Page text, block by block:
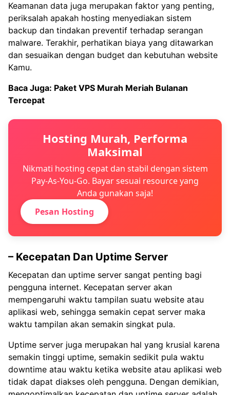
Keamanan data juga merupakan faktor yang penting,
periksalah apakah hosting menyediakan sistem
backup dan tindakan preventif terhadap serangan
malware. Terakhir, perhatikan biaya yang ditawarkan
dan sesuaikan dengan budget dan kebutuhan website
Kamu.
Baca Juga: Paket VPS Murah Meriah Bulanan
Tercepat
Hosting Murah, Performa
Maksimal
Nikmati hosting cepat dan stabil dengan sistem
Pay-As-You-Go. Bayar sesuai resource yang
Anda gunakan saja!
Pesan Hosting
– Kecepatan Dan Uptime Server
Kecepatan dan uptime server sangat penting bagi
pengguna internet. Kecepatan server akan
mempengaruhi waktu tampilan suatu website atau
aplikasi web, sehingga semakin cepat server maka
waktu tampilan akan semakin singkat pula.
Uptime server juga merupakan hal yang krusial karena
semakin tinggi uptime, semakin sedikit pula waktu
downtime atau waktu ketika website atau aplikasi web
tidak dapat diakses oleh pengguna. Dengan demikian,